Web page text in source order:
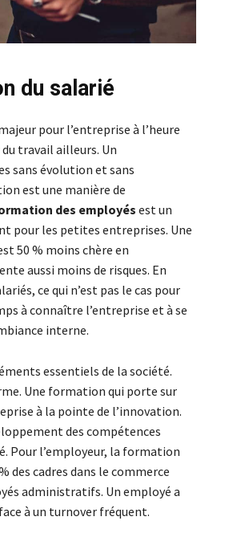
du salarié
pour l’entreprise à l’heure
travail ailleurs. Un
sans évolution et sans
est une manière de
des employésest un
pour les petites entreprises. Une
50 % moins chère en
aussi moins de risques. En
ce qui n’est pas le cas pour
à connaître l’entreprise et à se
interne.
essentiels de la société.
Une formation qui porte sur
à la pointe de l’innovation.
des compétences
Pour l’employeur, la formation
des cadres dans le commerce
administratifs. Un employé a
à un turnover fréquent.